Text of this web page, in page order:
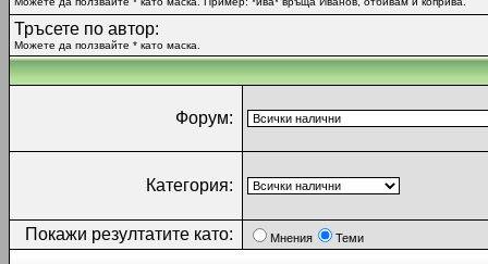
Тръсете по автор:
Можете да ползвайте * като маска.
Форум:
Категория:
Покажи резултатите като: Мнения Теми